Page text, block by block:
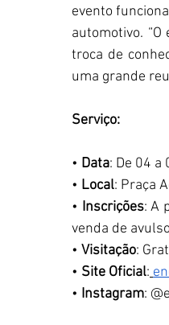
evento
automotivo.
troca de
uma grande
Serviço:
• Data: De 04 a
• Local: Praça
• Inscrições: A
venda de
• Visitação:
• Site Oficial:
• Instagram: